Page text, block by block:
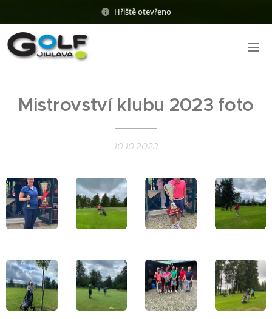
Hřiště otevřeno
Mistrovství klubu 2023 foto
10.10.2023